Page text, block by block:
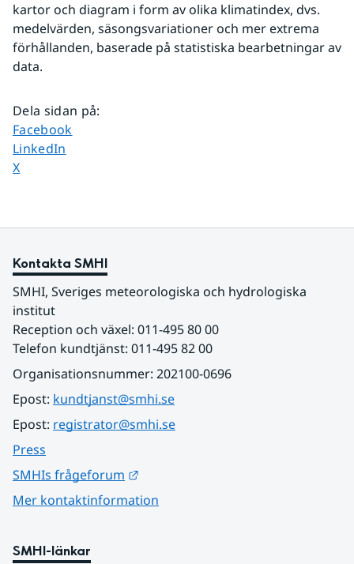
kartor och diagram i form av olika klimatindex, dvs.
medelvärden, säsongsvariationer och mer extrema
förhållanden, baserade på statistiska bearbetningar av
data.
Dela sidan på:
Dela sidan på
Facebook
Dela sidan på
LinkedIn
Dela sidan på
X
Kontakta SMHI
SMHI, Sveriges meteorologiska och hydrologiska
institut
Reception och växel: 011-495 80 00
Telefon kundtjänst: 011-495 82 00
Organisationsnummer: 202100-0696
Epost: kundtjanst@smhi.se
Epost: registrator@smhi.se
Press
SMHIs frågeforum
Mer kontaktinformation
SMHI-länkar